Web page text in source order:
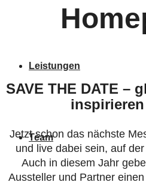
Leistungen
Team
SAVE THE DATE –
Jetzt schon das nächste
und live dabei sein, auf der
Auch in diesem Jahr
Aussteller und Partner